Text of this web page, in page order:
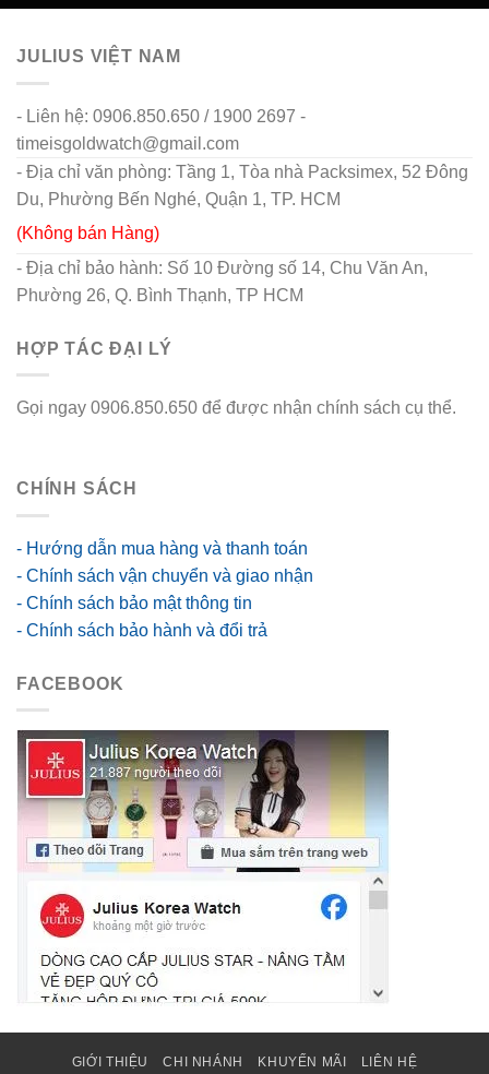
JULIUS VIỆT NAM
- Liên hệ: 0906.850.650 / 1900 2697 -
timeisgoldwatch@gmail.com
- Địa chỉ văn phòng: Tầng 1, Tòa nhà Packsimex, 52 Đông
Du, Phường Bến Nghé, Quận 1, TP. HCM
(Không bán Hàng)
- Địa chỉ bảo hành: Số 10 Đường số 14, Chu Văn An,
Phường 26, Q. Bình Thạnh, TP HCM
HỢP TÁC ĐẠI LÝ
Gọi ngay 0906.850.650 để được nhận chính sách cụ thể.
CHÍNH SÁCH
- Hướng dẫn mua hàng và thanh toán
- Chính sách vận chuyển và giao nhận
- Chính sách bảo mật thông tin
- Chính sách bảo hành và đổi trả
FACEBOOK
GIỚI THIỆU CHI NHÁNH KHUYẾN MÃI LIÊN HỆ